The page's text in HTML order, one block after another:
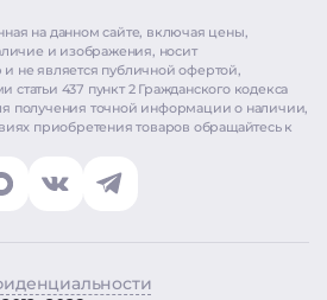
на данном сайте, включая цены,
и изображения, носит
не является публичной офертой,
437 пункт 2 Гражданского кодекса
получения точной информации о наличии,
приобретения товаров обращайтесь к
использовать сайт, вы
cookie. Нажимая